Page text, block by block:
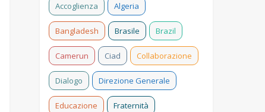
Accoglienza Algeria
Bangladesh Brasile Brazil
Camerun Ciad Collaborazione
Dialogo Direzione Generale
Educazione Fraternità